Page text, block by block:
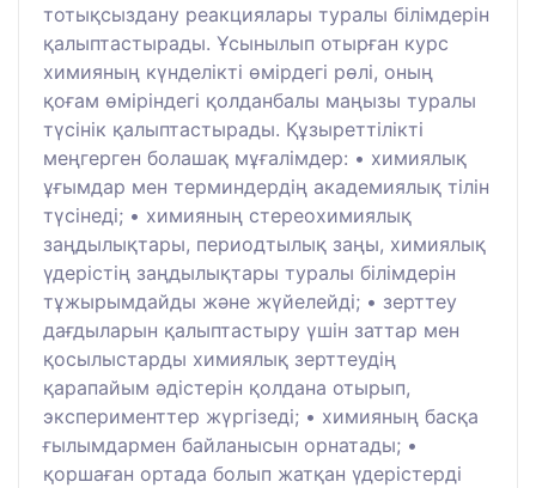
тотықсыздану реакциялары туралы білімдерін
қалыптастырады. Ұсынылып отырған курс
химияның күнделікті өмірдегі рөлі, оның
қоғам өміріндегі қолданбалы маңызы туралы
түсінік қалыптастырады. Құзыреттілікті
меңгерген болашақ мұғалімдер: • химиялық
ұғымдар мен терминдердің академиялық тілін
түсінеді; • химияның стереохимиялық
заңдылықтары, периодтылық заңы, химиялық
үдерістің заңдылықтары туралы білімдерін
тұжырымдайды және жүйелейді; • зерттеу
дағдыларын қалыптастыру үшін заттар мен
қосылыстарды химиялық зерттеудің
қарапайым әдістерін қолдана отырып,
эксперименттер жүргізеді; • химияның басқа
ғылымдармен байланысын орнатады; •
қоршаған ортада болып жатқан үдерістерді